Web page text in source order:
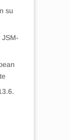
su